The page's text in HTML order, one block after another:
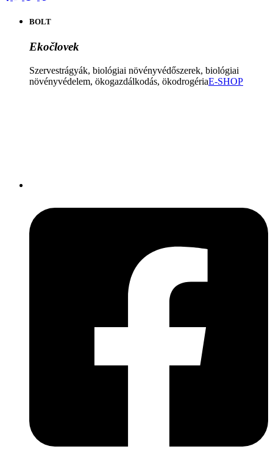
BOLT
Ekočlovek
Szervestrágyák, biológiai növényvédőszerek, biológiai
növényvédelem, ökogazdálkodás, ökodrogériaE-SHOP